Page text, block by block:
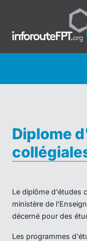
Diplome
Le diplôme d'études
ministère de
décerné pour des
Les programmes